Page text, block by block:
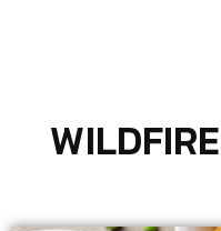
WILDFIRE